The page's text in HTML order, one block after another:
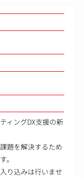
ィングDX支援の新
題を解決するため
。
り込みは行いませ